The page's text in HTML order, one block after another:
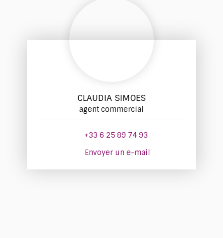
CLAUDIA SIMOES
agent commercial
+33 6 25 89 74 93
Envoyer un e-mail